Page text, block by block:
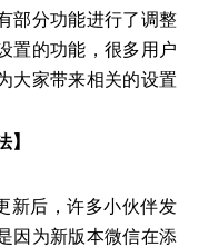
部分功能进行了调整
置的功能，很多用户
大家带来相关的设置
】
新后，许多小伙伴发
因为新版本微信在添